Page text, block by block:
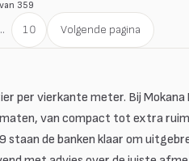
359
10 Volgende pagina
per vierkante meter. Bij Mokana
van compact tot extra
staan de banken klaar om